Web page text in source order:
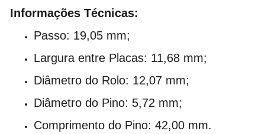
Informações Técnicas:
Passo: 19,05 mm;
Largura entre Placas: 11,68 mm;
Diâmetro do Rolo: 12,07 mm;
Diâmetro do Pino: 5,72 mm;
Comprimento do Pino: 42,00 mm.